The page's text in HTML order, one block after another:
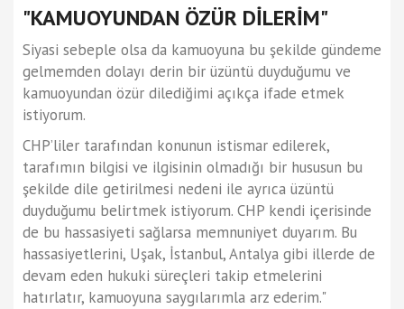
"KAMUOYUNDAN ÖZÜR DİLERİM"
Siyasi sebeple olsa da kamuoyuna bu şekilde gündeme
gelmemden dolayı derin bir üzüntü duyduğumu ve
kamuoyundan özür dilediğimi açıkça ifade etmek
istiyorum.
CHP’liler tarafından konunun istismar edilerek,
tarafımın bilgisi ve ilgisinin olmadığı bir hususun bu
şekilde dile getirilmesi nedeni ile ayrıca üzüntü
duyduğumu belirtmek istiyorum. CHP kendi içerisinde
de bu hassasiyeti sağlarsa memnuniyet duyarım. Bu
hassasiyetlerini, Uşak, İstanbul, Antalya gibi illerde de
devam eden hukuki süreçleri takip etmelerini
hatırlatır, kamuoyuna saygılarımla arz ederim."